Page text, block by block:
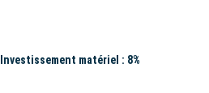
Investissement matériel : 8%